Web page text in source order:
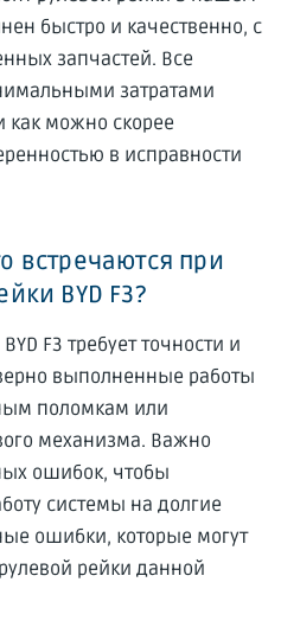
быстро и качественно, с
запчастей. Все
затратами
можно скорее
в исправности
встречаются при
BYD F3?
F3 требует точности и
выполненные работы
поломкам или
механизма. Важно
ошибок, чтобы
системы на долгие
ошибки, которые могут
рейки данной